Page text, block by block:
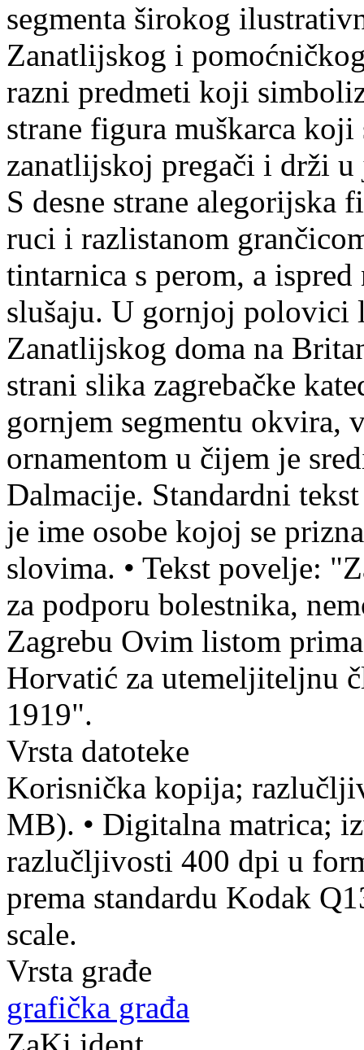
segmenta širokog
Zanatlijskog i
razni predmeti koji
strane figura muškarca
zanatlijskoj pregači i drži
S desne strane alegorijska
ruci i razlistanom
tintarnica s perom, a
slušaju. U gornjoj polovici
Zanatlijskog doma na
strani slika zagrebačke
gornjem segmentu okvira,
ornamentom u čijem je
Dalmacije. Standardni
je ime osobe kojoj se
slovima. • Tekst povelje:
za podporu bolestnika,
Zagrebu Ovim listom
Horvatić za utemeljiteljnu
1919".
Vrsta datoteke
Korisnička kopija;
MB). • Digitalna matrica;
razlučljivosti 400 dpi u
prema standardu Kodak
scale.
Vrsta građe
grafička građa